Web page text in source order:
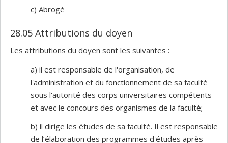
c) Abrogé
28.05 Attributions du doyen
Les attributions du doyen sont les suivantes :
a) il est responsable de l'organisation, de
l'administration et du fonctionnement de sa faculté
sous l'autorité des corps universitaires compétents
et avec le concours des organismes de la faculté;
b) il dirige les études de sa faculté. Il est responsable
de l’élaboration des programmes d'études après